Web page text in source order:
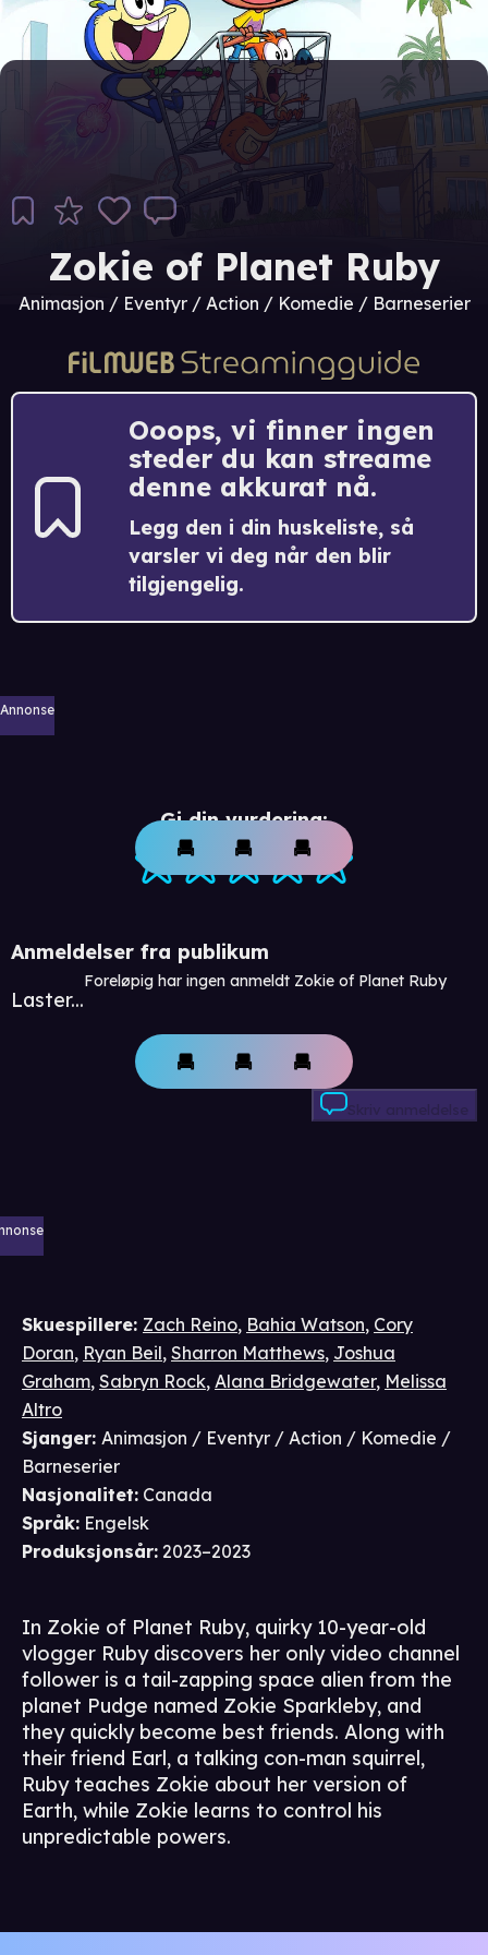
Zokie of Planet Ruby
Animasjon / Eventyr / Action / Komedie / Barneserier
Ooops, vi finner ingen
steder du kan streame
denne akkurat nå.
Legg den i din huskeliste, så
varsler vi deg når den blir
tilgjengelig.
Annonse
Gi din vurdering:
Anmeldelser fra publikum
Laster...
Foreløpig har ingen anmeldt Zokie of Planet Ruby
Skriv anmeldelse
Skuespillere: Zach Reino, Bahia Watson, Cory
Doran, Ryan Beil, Sharron Matthews, Joshua
Graham, Sabryn Rock, Alana Bridgewater, Melissa
Altro
Sjanger: Animasjon / Eventyr / Action / Komedie /
Barneserier
Nasjonalitet: Canada
Språk: Engelsk
Produksjonsår: 2023–2023
In Zokie of Planet Ruby, quirky 10-year-old
vlogger Ruby discovers her only video channel
follower is a tail-zapping space alien from the
planet Pudge named Zokie Sparkleby, and
they quickly become best friends. Along with
their friend Earl, a talking con-man squirrel,
Ruby teaches Zokie about her version of
Earth, while Zokie learns to control his
unpredictable powers.